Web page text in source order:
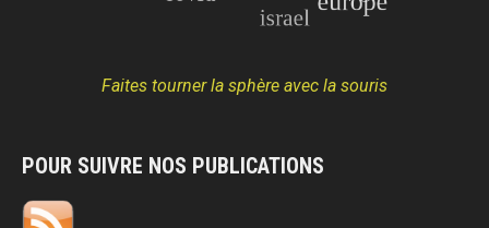
Faites tourner la sphère avec la souris
POUR SUIVRE NOS PUBLICATIONS